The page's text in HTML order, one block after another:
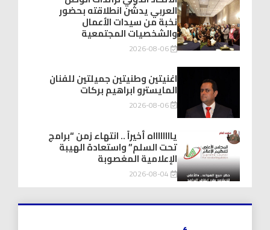
العربي يدشّن انطلاقته بحضور
نخبة من سيدات الأعمال
والشخصيات المجتمعية
2026-08-06
اغنيتين وطنيتين جميلتين للفنان
المايسترو ابراهيم بركات
2026-08-06
يااااااااه أخيراً .. انتهاء زمن “برامج
تحت السلم” واستعادة الهيبة
الإعلامية المغصوبة
2026-08-04